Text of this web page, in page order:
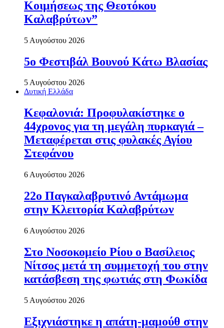
Κοιμήσεως της Θεοτόκου
Καλαβρύτων”
5 Αυγούστου 2026
5ο Φεστιβάλ Βουνού Κάτω Βλασίας
5 Αυγούστου 2026
Δυτική Ελλάδα
Κεφαλονιά: Προφυλακίστηκε ο
44χρονος για τη μεγάλη πυρκαγιά –
Μεταφέρεται στις φυλακές Αγίου
Στεφάνου
6 Αυγούστου 2026
22ο Παγκαλαβρυτινό Αντάμωμα
στην Κλειτορία Καλαβρύτων
6 Αυγούστου 2026
Στο Νοσοκομείο Ρίου ο Βασίλειος
Νίτσος μετά τη συμμετοχή του στην
κατάσβεση της φωτιάς στη Φωκίδα
5 Αυγούστου 2026
Εξιχνιάστηκε η απάτη-μαμούθ στην